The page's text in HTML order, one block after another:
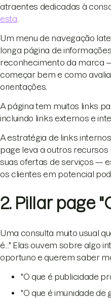
atraentes dedicadas à
esta
Um menu de navegação
longa página de
reconhecimento da marca
começar bem e como
orientações.
A página tem muitos links
incluindo links externos e
A estratégia de links
page leva a outros
suas ofertas de serviços —
os clientes em potencial
2. Pillar page
Uma consulta muito usual
é..." Elas ouvem sobre algo
oportuno e querem saber
"O que é publicidade
"O que é imunidade de